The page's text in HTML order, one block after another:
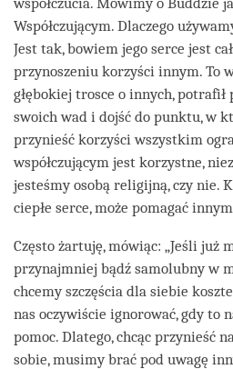
Współczującym. Dlaczego
Jest tak, bowiem jego serce jest
przynoszeniu korzyści innym. To
głębokiej trosce o innych, potrafił
swoich wad i dojść do punktu, w
przynieść korzyści wszystkim
współczującym jest korzystne,
jesteśmy osobą religijną, czy nie.
ciepłe serce, może pomagać
Często żartuję, mówiąc: „Jeśli już
przynajmniej bądź samolubny w
chcemy szczęścia dla siebie
nas oczywiście ignorować, gdy to
pomoc. Dlatego, chcąc przynieść
sobie, musimy brać pod uwagę